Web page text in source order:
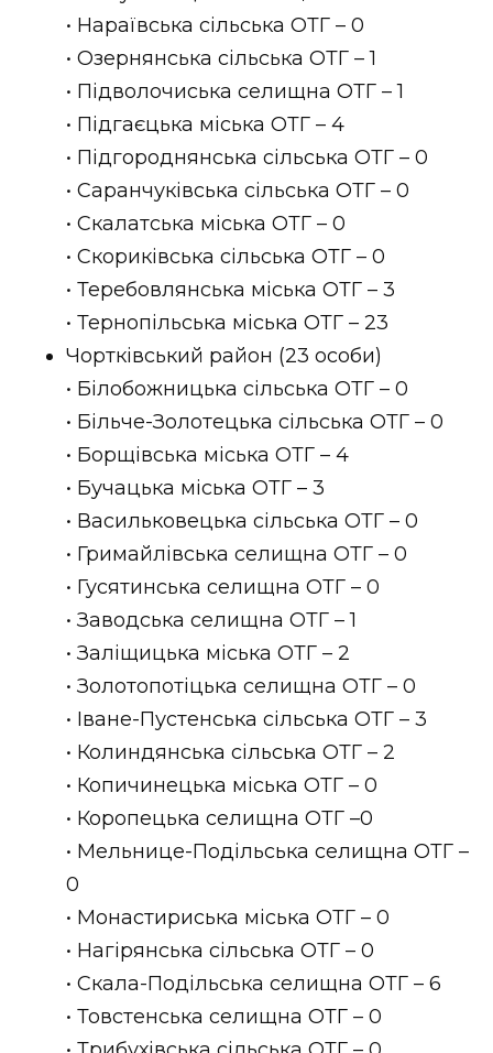
• Нараївська сільська ОТГ – 0
• Озернянська сільська ОТГ – 1
• Підволочиська селищна ОТГ – 1
• Підгаєцька міська ОТГ – 4
• Підгороднянська сільська ОТГ – 0
• Саранчуківська сільська ОТГ – 0
• Скалатська міська ОТГ – 0
• Скориківська сільська ОТГ – 0
• Теребовлянська міська ОТГ – 3
• Тернопільська міська ОТГ – 23
Чортківський район (23 особи)
• Білобожницька сільська ОТГ – 0
• Більче-Золотецька сільська ОТГ – 0
• Борщівська міська ОТГ – 4
• Бучацька міська ОТГ – 3
• Васильковецька сільська ОТГ – 0
• Гримайлівська селищна ОТГ – 0
• Гусятинська селищна ОТГ – 0
• Заводська селищна ОТГ – 1
• Заліщицька міська ОТГ – 2
• Золотопотіцька селищна ОТГ – 0
• Іване-Пустенська сільська ОТГ – 3
• Колиндянська сільська ОТГ – 2
• Копичинецька міська ОТГ – 0
• Коропецька селищна ОТГ –0
• Мельнице-Подільська селищна ОТГ –
0
• Монастириська міська ОТГ – 0
• Нагірянська сільська ОТГ – 0
• Скала-Подільська селищна ОТГ – 6
• Товстенська селищна ОТГ – 0